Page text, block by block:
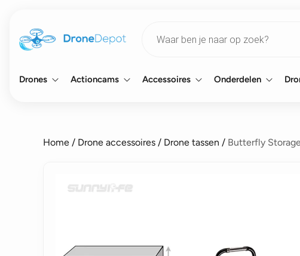
search
Drones Actioncams Accessoires Onderdelen
Home / Drone accessoires / Drone tassen / Butterfly